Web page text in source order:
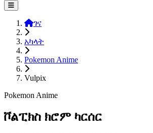
ገና
አካላት
Pokemon Anime
Vulpix
Pokemon Anime
ቮልፒክስ ክሮም ካርሰር